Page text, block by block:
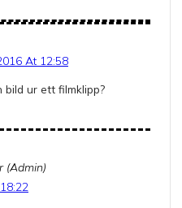
At 12:58
bild ur ett filmklipp?
(Admin)